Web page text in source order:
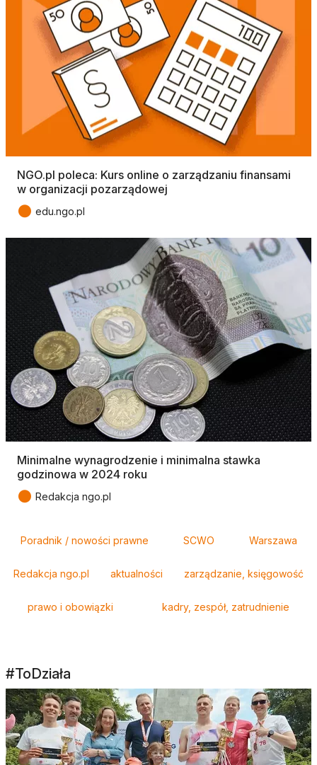
NGO.pl poleca: Kurs online o zarządzaniu finansami
w organizacji pozarządowej
● edu.ngo.pl
Minimalne wynagrodzenie i minimalna stawka
godzinowa w 2024 roku
● Redakcja ngo.pl
Poradnik / nowości prawne SCWO Warszawa
Redakcja ngo.pl aktualności zarządzanie, księgowość
prawo i obowiązki kadry, zespół, zatrudnienie
#ToDziała